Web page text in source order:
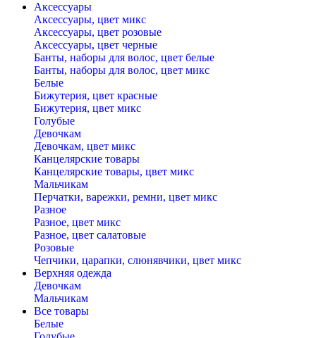
Аксессуары
Аксессуары, цвет микс
Аксессуары, цвет розовые
Аксессуары, цвет черные
Банты, наборы для волос, цвет белые
Банты, наборы для волос, цвет микс
Белые
Бижутерия, цвет красные
Бижутерия, цвет микс
Голубые
Девочкам
Девочкам, цвет микс
Канцелярские товары
Канцелярские товары, цвет микс
Мальчикам
Перчатки, варежки, ремни, цвет микс
Разное
Разное, цвет микс
Разное, цвет салатовые
Розовые
Чепчики, царапки, слюнявчики, цвет микс
Верхняя одежда
Девочкам
Мальчикам
Все товары
Белые